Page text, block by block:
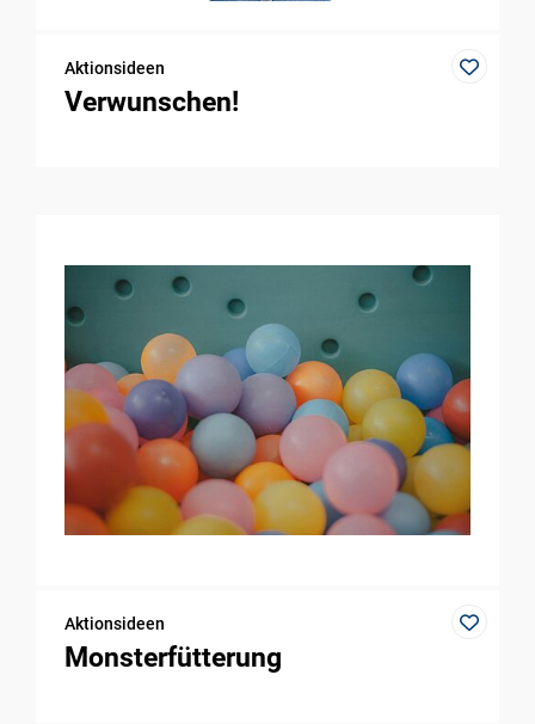
Aktionsideen
Verwunschen!
Aktionsideen
Monsterfütterung